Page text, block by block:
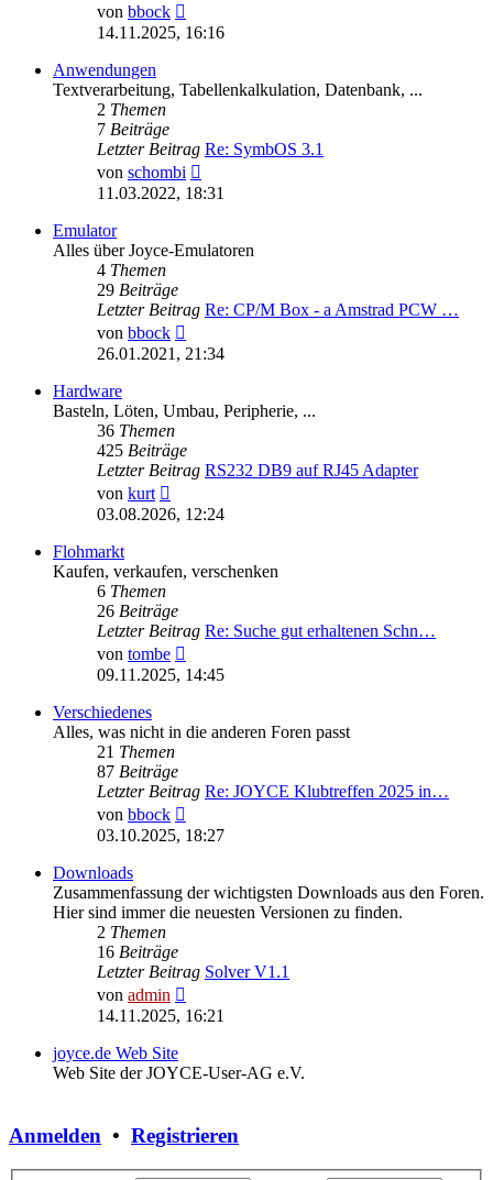
von bbock
Beitrag
14.11.2025, 16:16
Anwendungen
Textverarbeitung, Tabellenkalkulation, Datenbank, ...
2 Themen
7 Beiträge
Letzter Beitrag Re: SymbOS 3.1
von schombi
Beitrag
11.03.2022, 18:31
Emulator
Alles über Joyce-Emulatoren
4 Themen
29 Beiträge
Letzter Beitrag Re: CP/M Box - a Amstrad PCW …
von bbock
Beitrag
26.01.2021, 21:34
Hardware
Basteln, Löten, Umbau, Peripherie, ...
36 Themen
425 Beiträge
Letzter Beitrag RS232 DB9 auf RJ45 Adapter
von kurt
Beitrag
03.08.2026, 12:24
Flohmarkt
Kaufen, verkaufen, verschenken
6 Themen
26 Beiträge
Letzter Beitrag Re: Suche gut erhaltenen Schn…
von tombe
Beitrag
09.11.2025, 14:45
Verschiedenes
Alles, was nicht in die anderen Foren passt
21 Themen
87 Beiträge
Letzter Beitrag Re: JOYCE Klubtreffen 2025 in…
von bbock
Beitrag
03.10.2025, 18:27
Downloads
Zusammenfassung der wichtigsten Downloads aus den Foren.
Hier sind immer die neuesten Versionen zu finden.
2 Themen
16 Beiträge
Letzter Beitrag Solver V1.1
von admin
Beitrag
14.11.2025, 16:21
joyce.de Web Site
Web Site der JOYCE-User-AG e.V.
Anmelden • Registrieren